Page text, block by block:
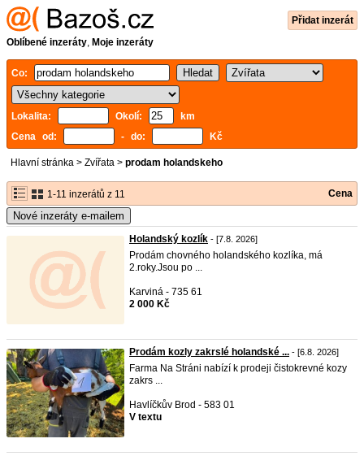
Přidat inzerát
Oblíbené inzeráty, Moje inzeráty
Co:
Lokalita: Okolí:
km
Cena od:
- do: Kč
Hlavní stránka > Zvířata > prodam holandskeho
1-11 inzerátů z 11 Cena
Nové inzeráty e-mailem
Holandský kozlík - [7.8. 2026]
Prodám chovného holandského kozlíka, má
2.roky.Jsou po ...
Karviná - 735 61
2 000 Kč
Prodám kozly zakrslé holandské ... - [6.8. 2026]
Farma Na Stráni nabízí k prodeji čistokrevné kozy
zakrs ...
Havlíčkův Brod - 583 01
V textu